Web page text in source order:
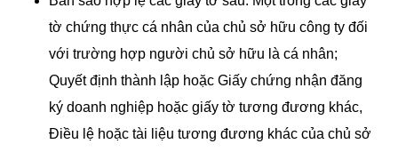
tờ chứng thực cá nhân của chủ sở hữu công ty đối
với trường hợp người chủ sở hữu là cá nhân;
Quyết định thành lập hoặc Giấy chứng nhận đăng
ký doanh nghiệp hoặc giấy tờ tương đương khác,
Điều lệ hoặc tài liệu tương đương khác của chủ sở